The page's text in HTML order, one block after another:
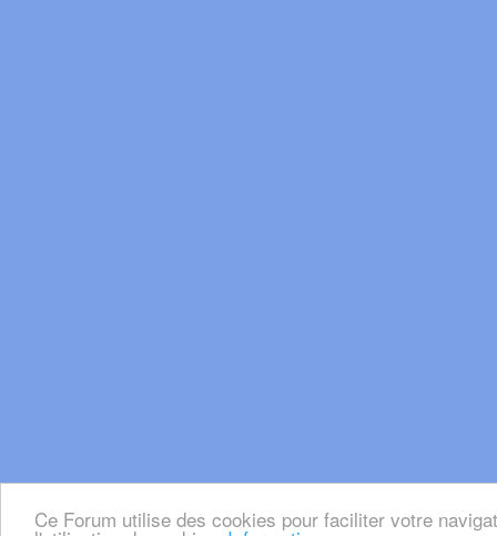
Ce Forum utilise des cookies pour faciliter votre